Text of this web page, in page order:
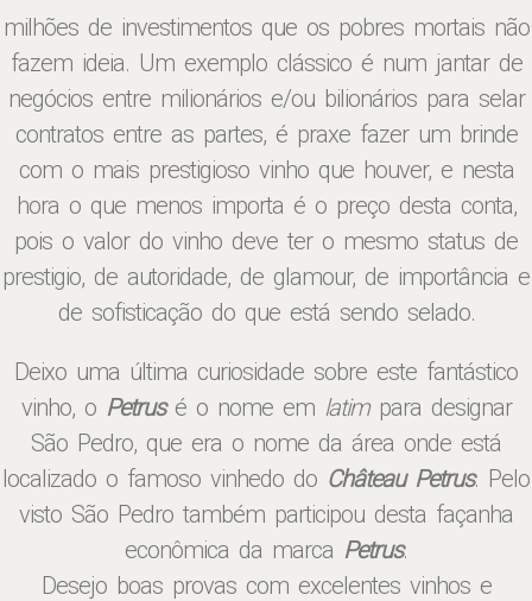
milhões de investimentos que os pobres mortais não
fazem ideia. Um exemplo clássico é num jantar de
negócios entre milionários e/ou bilionários para selar
contratos entre as partes, é praxe fazer um brinde
com o mais prestigioso vinho que houver, e nesta
hora o que menos importa é o preço desta conta,
pois o valor do vinho deve ter o mesmo status de
prestigio, de autoridade, de glamour, de importância e
de sofisticação do que está sendo selado.
Deixo uma última curiosidade sobre este fantástico
vinho, o Petrusé o nome emlatimpara designar
São Pedro, que era o nome da área onde está
localizado o famoso vinhedo do Château Petrus. Pelo
visto São Pedro também participou desta façanha
econômica da marca Petrus.
Desejo boas provas com excelentes vinhos e